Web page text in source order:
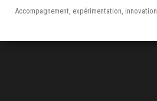
Accompagnement, expérimentation, innovation